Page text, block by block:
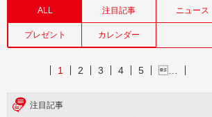
ALL 注目記事 ニュース
プレゼント カレンダー
1 2 3 4 5 …
注目記事